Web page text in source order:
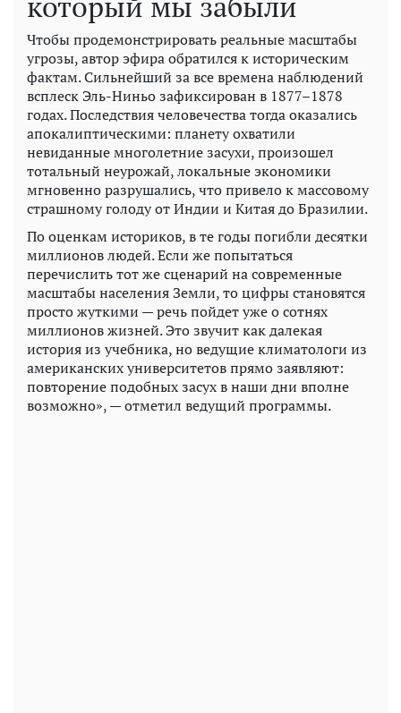
Чтобы продемонстрировать реальные масштабы
угрозы, автор эфира обратился к историческим
фактам. Сильнейший за все времена наблюдений
всплеск Эль-Ниньо зафиксирован в 1877–1878
годах. Последствия человечества тогда оказались
апокалиптическими: планету охватили
невиданные многолетние засухи, произошел
тотальный неурожай, локальные экономики
мгновенно разрушались, что привело к массовому
страшному голоду от Индии и Китая до Бразилии.
По оценкам историков, в те годы погибли десятки
миллионов людей. Если же попытаться
перечислить тот же сценарий на современные
масштабы населения Земли, то цифры становятся
просто жуткими — речь пойдет уже о сотнях
миллионов жизней. Это звучит как далекая
история из учебника, но ведущие климатологи из
американских университетов прямо заявляют:
повторение подобных засух в наши дни вполне
возможно», — отметил ведущий программы.